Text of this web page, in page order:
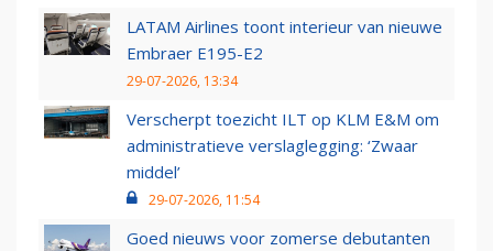
LATAM Airlines toont interieur van nieuwe
Embraer E195-E2
29-07-2026, 13:34
Verscherpt toezicht ILT op KLM E&M om
administratieve verslaglegging: ‘Zwaar
middel’
29-07-2026, 11:54
Goed nieuws voor zomerse debutanten